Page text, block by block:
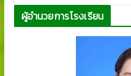
ผู้อำนวยการโรงเรียน